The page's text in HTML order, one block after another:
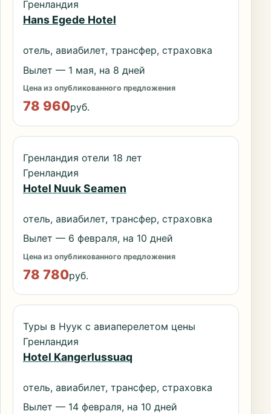
Гренландия
Hans Egede Hotel
отель, авиабилет, трансфер, страховка
Вылет — 1 мая, на 8 дней
Цена из опубликованного предложения
78 960руб.
Гренландия отели 18 лет
Гренландия
Hotel Nuuk Seamen
отель, авиабилет, трансфер, страховка
Вылет — 6 февраля, на 10 дней
Цена из опубликованного предложения
78 780руб.
Туры в Нуук с авиаперелетом цены
Гренландия
Hotel Kangerlussuaq
отель, авиабилет, трансфер, страховка
Вылет — 14 февраля, на 10 дней